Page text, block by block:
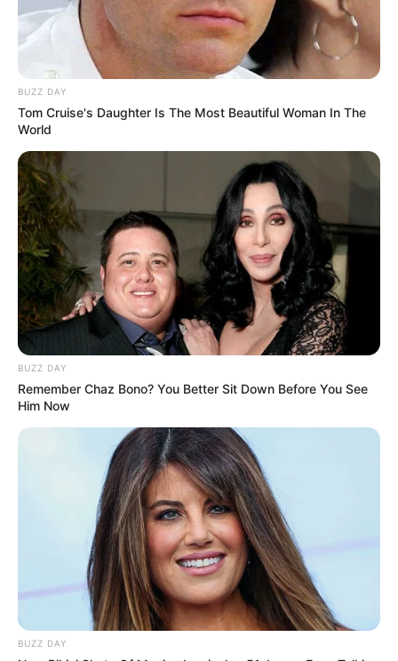
BUZZ DAY
Tom Cruise's Daughter Is The Most Beautiful Woman In The
World
BUZZ DAY
Remember Chaz Bono? You Better Sit Down Before You See
Him Now
BUZZ DAY